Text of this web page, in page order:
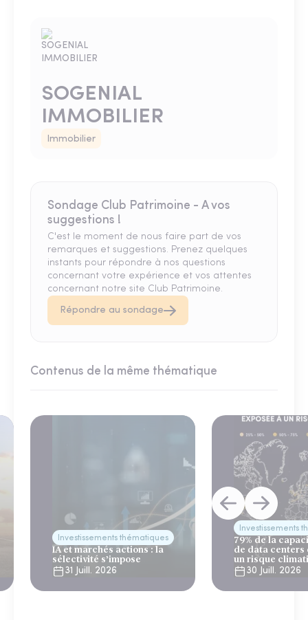
SOGENIAL
IMMOBILIER
Immobilier
Sondage Club Patrimoine - A vos
suggestions !
C'est le moment de nous faire part de vos
remarques et suggestions. Prenez quelques
instants pour répondre à nos questions
concernant votre expérience et vos attentes
concernant notre site Club Patrimoine.
Répondre au sondage
Contenus de la même thématique
Investissements thématiques
IA et marchés actions : la
sélectivité s’impose
31 Juill. 2026
Investissements
79% de la
de data centers
un risque
30 Juill. 2026